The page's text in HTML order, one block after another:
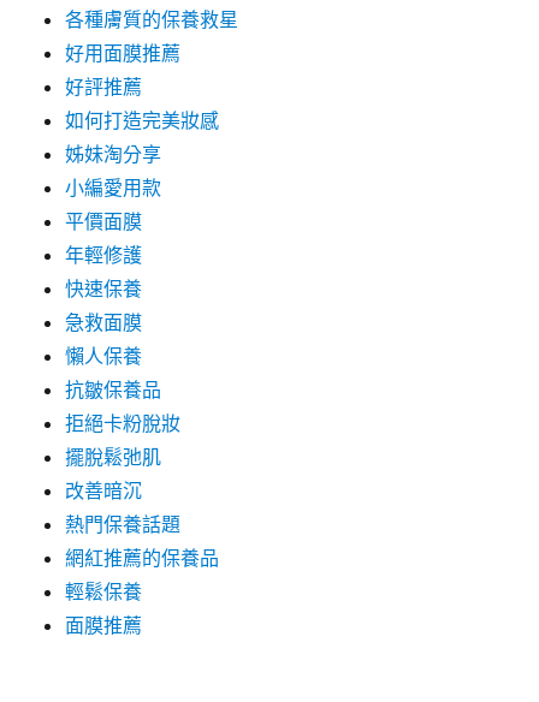
各種膚質的保養救星
好用面膜推薦
好評推薦
如何打造完美妝感
姊妹淘分享
小編愛用款
平價面膜
年輕修護
快速保養
急救面膜
懶人保養
抗皺保養品
拒絕卡粉脫妝
擺脫鬆弛肌
改善暗沉
熱門保養話題
網紅推薦的保養品
輕鬆保養
面膜推薦